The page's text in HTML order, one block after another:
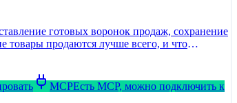
готовых воронок продаж, сохранение
товары продаются лучше всего, и что
MCPЕсть MCP, можно подключить к